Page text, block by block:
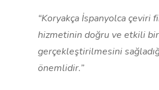
“Koryakça İspanyolca çeviri
hizmetinin doğru ve etkili
gerçekleştirilmesini
önemlidir.”